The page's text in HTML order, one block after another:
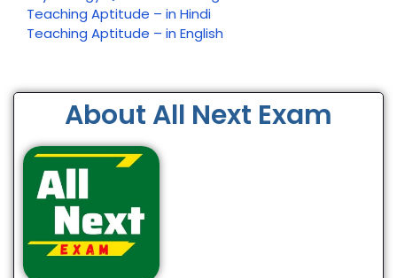
Teaching Aptitude – in Hindi
Teaching Aptitude – in English
About All Next Exam